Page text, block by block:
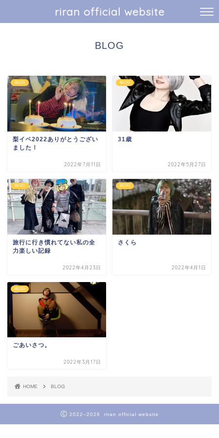
riran official website
BLOG
BLOG
梨イベ2022ありがとうござい
ました！
2022年7月11日
BLOG
31歳
2022年5月27日
BLOG
旅行に行き慣れてない私の全
力楽しい記録
2022年4月23日
BLOG
さくら
2022年4月1日
BLOG
ごあいさつ。
2022年3月17日
HOME BLOG
2022–2026 riran official website